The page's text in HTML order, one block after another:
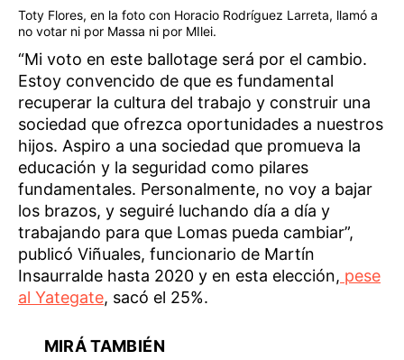
Toty Flores, en la foto con Horacio Rodríguez Larreta, llamó a
no votar ni por Massa ni por MIlei.
“Mi voto en este ballotage será por el cambio.
Estoy convencido de que es fundamental
recuperar la cultura del trabajo y construir una
sociedad que ofrezca oportunidades a nuestros
hijos. Aspiro a una sociedad que promueva la
educación y la seguridad como pilares
fundamentales. Personalmente, no voy a bajar
los brazos, y seguiré luchando día a día y
trabajando para que Lomas pueda cambiar”,
publicó Viñuales, funcionario de Martín
Insaurralde hasta 2020 y en esta elección, pese
al Yategate, sacó el 25%.